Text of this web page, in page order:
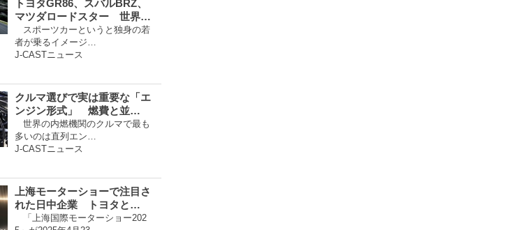
トヨタGR86、スバルBRZ、
マツダロードスター 世界…
スポーツカーというと独身の若
者が乗るイメージ…
J-CASTニュース
クルマ選びで実は重要な「エ
ンジン形式」 燃費と並…
世界の内燃機関のクルマで最も
多いのは直列エン…
J-CASTニュース
上海モーターショーで注目さ
れた日中企業 トヨタと…
「上海国際モーターショー202